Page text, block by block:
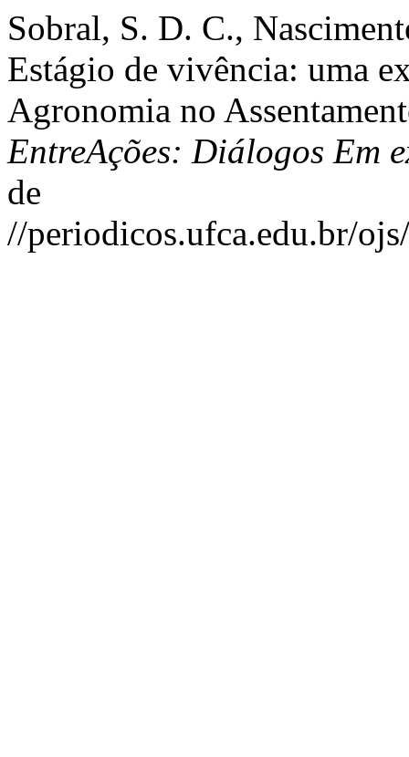
Sobral, S. D. C.,
Estágio de vivência: uma
Agronomia no
EntreAções: Diálogos Em
de
//periodicos.ufca.edu.br/